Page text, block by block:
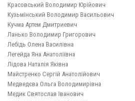
Красовський Володимир Юрійович
Кузьмiнський Володимир Васильович
Кучма Артем Дмитриевич
Ланько Володимир Григорович
Лебідь Олена Василівна
Легейда Яна Анатоліївна
Лiдова Наталія Яківна
Майстренко Сергій Анатолійович
Медведєва Ольга Володимирівна
Медик Святослав Іванович